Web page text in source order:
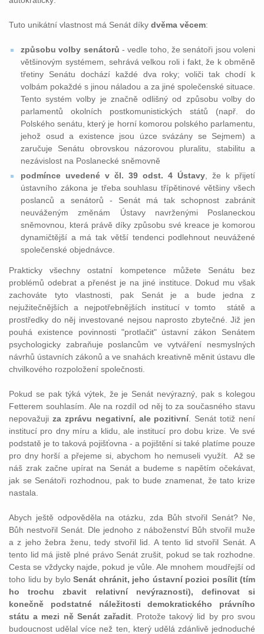
Tuto unikátní vlastnost má Senát díky dvěma věcem:
způsobu volby senátorů - vedle toho, že senátoři jsou voleni
většinovým systémem, sehrává velkou roli i fakt, že k obměně
třetiny Senátu dochází každé dva roky; voliči tak chodí k
volbám pokaždé s jinou náladou a za jiné společenské situace.
Tento systém volby je značně odlišný od způsobu volby do
parlamentů okolních postkomunistických států (např. do
Polského senátu, který je horní komorou polského parlamentu,
jehož osud a existence jsou úzce svázány se Sejmem) a
zaručuje Senátu obrovskou názorovou pluralitu, stabilitu a
nezávislost na Poslanecké sněmovně
podmínce uvedené v čl. 39 odst. 4 Ústavy , že k přijetí
ústavního zákona je třeba souhlasu třípětinové většiny všech
poslanců a senátorů - Senát má tak schopnost zabránit
neuváženým změnám Ústavy navrženými Poslaneckou
sněmovnou, která právě díky způsobu své kreace je komorou
dynamičtější a má tak větší tendenci podlehnout neuvážené
společenské objednávce.
Prakticky všechny ostatní kompetence můžete Senátu bez
problémů odebrat a přenést je na jiné instituce. Dokud mu však
zachováte tyto vlastnosti, pak Senát je a bude jedna z
nejužitečnějších a nejpotřebnějších institucí v tomto státě a
prostředky do něj investované nejsou naprosto zbytečné. Již jen
pouhá existence povinnosti "protlačit" ústavní zákon Senátem
psychologicky zabraňuje poslancům ve vytváření nesmyslných
návrhů ústavních zákonů a ve snahách kreativně měnit ústavu dle
chvilkového rozpoložení společnosti.
Pokud se pak týká výtek, že je Senát nevýrazný, pak s kolegou
Fetterem souhlasím. Ale na rozdíl od něj to za současného stavu
nepovažuji za zprávu negativní, ale pozitivní . Senát totiž není
institucí pro dny míru a klidu, ale institucí pro dobu krize. Ve své
podstatě je to taková pojišťovna - a pojištění si také platíme pouze
pro dny horší a přejeme si, abychom ho nemuseli využít. Až se
náš zrak začne upírat na Senát a budeme s napětím očekávat,
jak se Senátoři rozhodnou, pak to bude znamenat, že tato krize
nastala.
Abych ještě odpověděla na otázku, zda Bůh stvořil Senát? Ne,
Bůh nestvořil Senát. Dle jednoho z náboženství Bůh stvořil muže
a z jeho žebra ženu, tedy stvořil lid. A tento lid stvořil Senát. A
tento lid má jistě plné právo Senát zrušit, pokud se tak rozhodne.
Cesta se vždycky najde, pokud je vůle. Ale mnohem moudřejší od
toho lidu by bylo Senát chránit, jeho ústavní pozici posílit (tím
ho trochu zbavit relativní nevýraznosti), definovat si
konečně podstatné náležitosti demokratického právního
státu a mezi ně Senát zařadit. Protože takový lid by pro svou
budoucnost udělal více než ten, který udělá zdánlivě jednoduché